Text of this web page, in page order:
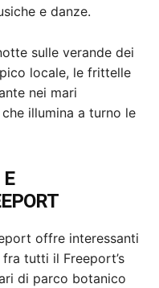
e danze.
sulle verande dei
locale, le frittelle
nei mari
illumina a turno le
offre interessanti
tutti il Freeport’s
di parco botanico